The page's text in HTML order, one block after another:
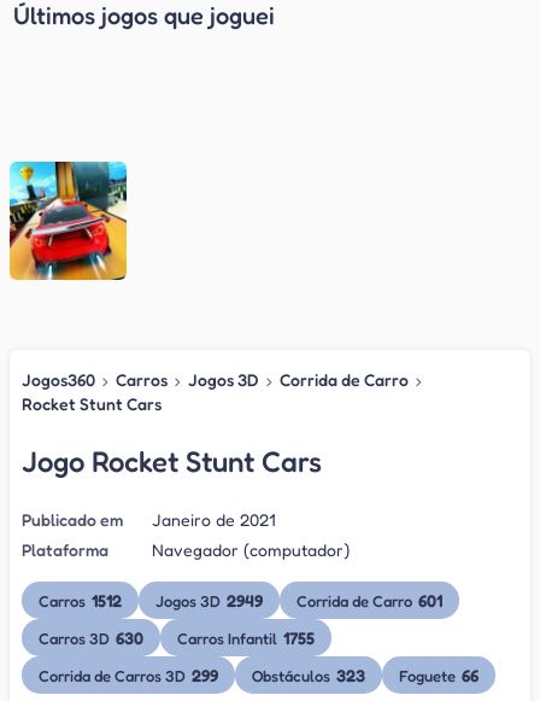
Últimos jogos que joguei
Jogos360 › Carros › Jogos 3D › Corrida de Carro ›
Rocket Stunt Cars
Jogo Rocket Stunt Cars
Publicado em
Janeiro de 2021
Plataforma
Navegador (computador)
Carros 1512 Jogos 3D 2949 Corrida de Carro 601
Carros 3D 630 Carros Infantil 1755
Corrida de Carros 3D 299 Obstáculos 323 Foguete 66